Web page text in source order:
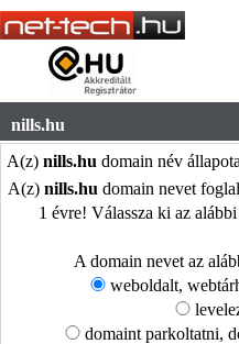
nills.hu
A(z) nills.hu domain név
A(z) nills.hu domain nevet
1 évre! Válassza ki az
A domain nevet az
weboldalt,
domaint parkoltatni,